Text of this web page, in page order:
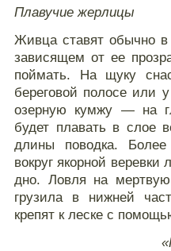
Плавучие жерлицы
Живца ставят обычно
зависящем от ее
поймать. На щуку
береговой полосе или
озерную кумжу — на
будет плавать в слое
длины поводка.
вокруг якорной
дно. Ловля на мертвую
грузила в нижней
крепят к леске с